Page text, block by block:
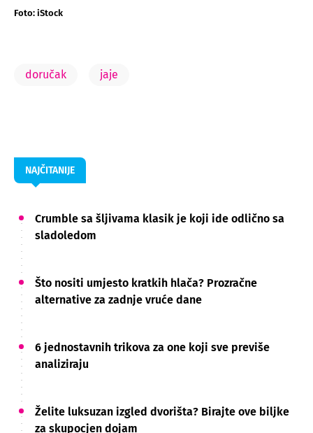
Foto: iStock
doručak jaje
NAJČITANIJE
Crumble sa šljivama klasik je koji ide odlično sa
sladoledom
Što nositi umjesto kratkih hlača? Prozračne
alternative za zadnje vruće dane
6 jednostavnih trikova za one koji sve previše
analiziraju
Želite luksuzan izgled dvorišta? Birajte ove biljke
za skupocjen dojam